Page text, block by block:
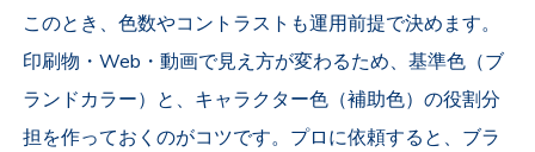
このとき、色数やコントラストも運用前提で決めます。
印刷物・Web・動画で見え方が変わるため、基準色（ブ
ランドカラー）と、キャラクター色（補助色）の役割分
担を作っておくのがコツです。プロに依頼すると、ブラ